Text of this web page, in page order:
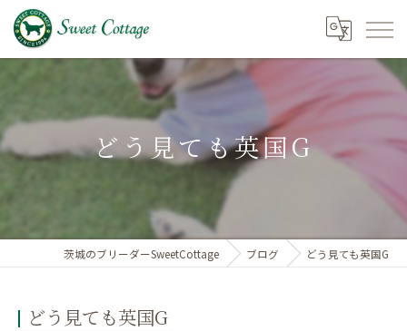
どう見ても英国G
茨城のブリーダーSweetCottage ブログ どう見ても英国G
どう見ても英国G